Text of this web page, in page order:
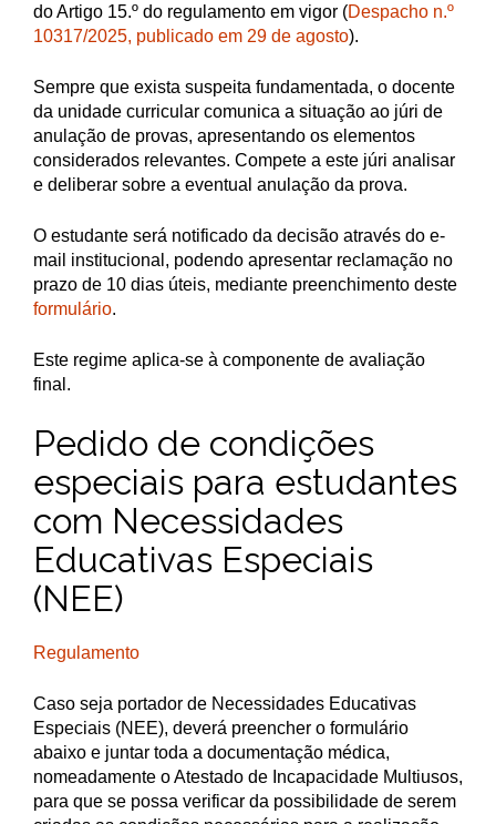
do Artigo 15.º do regulamento em vigor (Despacho n.º
10317/2025, publicado em 29 de agosto).
Sempre que exista suspeita fundamentada, o docente
da unidade curricular comunica a situação ao júri de
anulação de provas, apresentando os elementos
considerados relevantes. Compete a este júri analisar
e deliberar sobre a eventual anulação da prova.
O estudante será notificado da decisão através do e-
mail institucional, podendo apresentar reclamação no
prazo de 10 dias úteis, mediante preenchimento deste
formulário.
Este regime aplica-se à componente de avaliação
final.
Pedido de condições
especiais para estudantes
com Necessidades
Educativas Especiais
(NEE)
Regulamento
Caso seja portador de Necessidades Educativas
Especiais (NEE), deverá preencher o formulário
abaixo e juntar toda a documentação médica,
nomeadamente o Atestado de Incapacidade Multiusos,
para que se possa verificar da possibilidade de serem